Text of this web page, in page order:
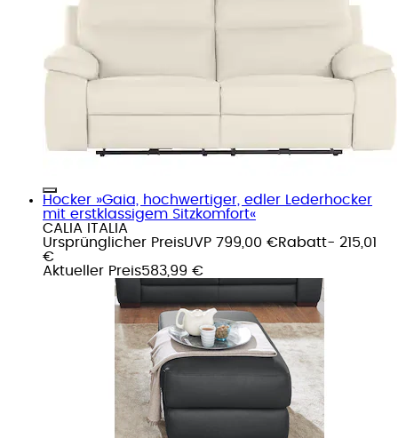
Hocker »Gaia, hochwertiger, edler Lederhocker
mit erstklassigem Sitzkomfort«
CALIA ITALIA
Ursprünglicher PreisUVP 799,00 €Rabatt- 215,01
€
Aktueller Preis583,99 €